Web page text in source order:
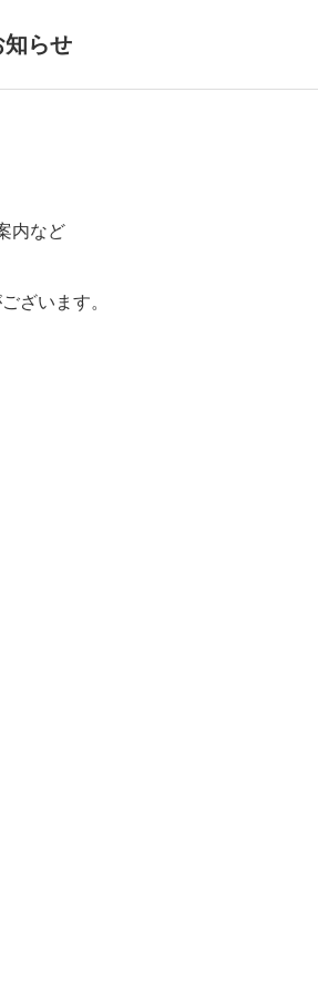
知らせ
内など
ざいます。